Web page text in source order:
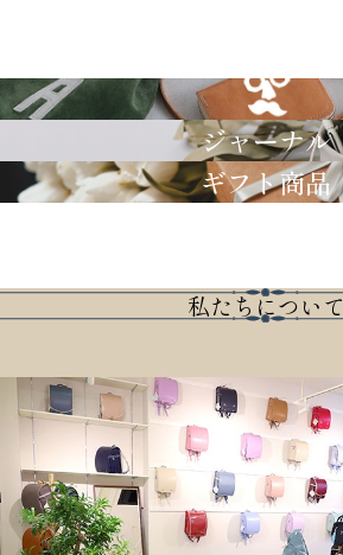
GRIMM LAB
ジャーナル
ギフト商品
私たちについて